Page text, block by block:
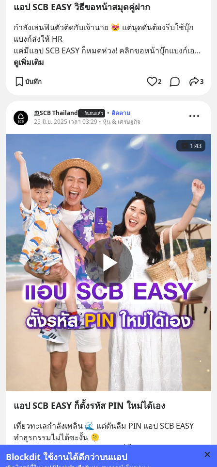
Blockdit ใช้งานได้ดีกว่าบนแอป
แอป SCB EASY วิธีขอหน้าสมุดคู่ฝาก
กำลังเล่นฟินตัวติดกับเจ้านาย 😻 แต่นุดดันต้องรีบใช้บุ๊ก
แบงก์ส่งให้ HR
แค่มีแอป SCB EASY ก็หมดห่วง! คลิกขอหน้าบุ๊กแบงก์เอ...
ดูเพิ่มเติม
บันทึก 2 3
SCB Thailand ยืนยันแล้ว • ติดตาม
25 มิ.ย. 2025 เวลา 03:29 • หุ้น & เศรษฐกิจ
1:43
แอป SCB EASY ก็ตั้งรหัส PIN ใหม่ได้เอง
เที่ยวทะเลกำลังเพลิน 🌊 แต่ดันลืม PIN แอป SCB EASY
ทำธุรกรรมไม่ได้ซะงั้น 🫠
ดูเพิ่มเติม